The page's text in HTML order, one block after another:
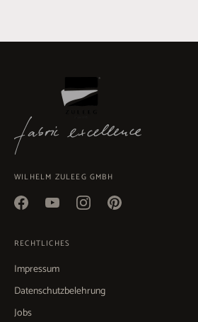
WILHELM ZULEEG GMBH
RECHTLICHES
Impressum
Datenschutzbelehrung
Jobs